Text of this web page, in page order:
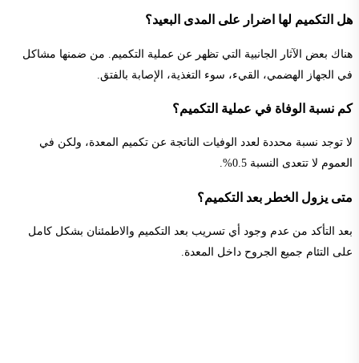
هل التكميم لها اضرار على المدى البعيد؟
هناك بعض الآثار الجانبية التي تظهر عن عملية التكميم. من ضمنها مشاكل
في الجهاز الهضمي، القيء، سوء التغذية، الإصابة بالفتق.
كم نسبة الوفاة في عملية التكميم؟
لا توجد نسبة محددة لعدد الوفيات الناتجة عن تكميم المعدة، ولكن في
العموم لا تتعدى النسبة 0.5%.
متى يزول الخطر بعد التكميم؟
بعد التأكد من عدم وجود أي تسريب بعد التكميم والاطمئنان بشكل كامل
على التئام جميع الجروح داخل المعدة.